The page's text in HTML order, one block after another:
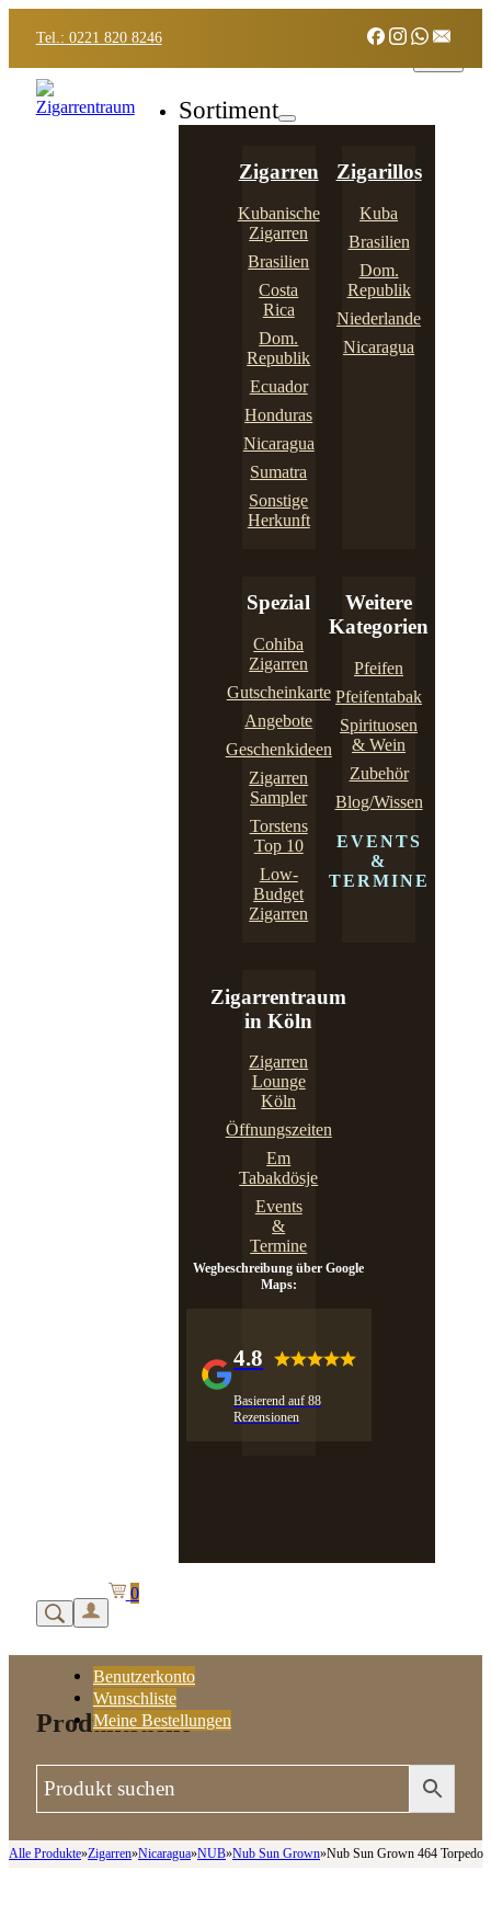
Tel.: 0221 820 8246
Sortiment
Zigarren
Kubanische
Zigarren
Brasilien
Costa
Rica
Dom.
Republik
Ecuador
Honduras
Nicaragua
Sumatra
Sonstige
Herkunft
Zigarillos
Kuba
Brasilien
Dom.
Republik
Niederlande
Nicaragua
Spezial
Cohiba
Zigarren
Gutscheinkarte
Angebote
Geschenkideen
Zigarren
Sampler
Torstens
Top 10
Low-
Budget
Zigarren
Weitere
Kategorien
Pfeifen
Pfeifentabak
Spirituosen
& Wein
Zubehör
Blog/Wissen
EVENTS
&
TERMINE
Zigarrentraum
in Köln
Zigarren
Lounge
Köln
Öffnungszeiten
Em
Tabakdösje
Events
&
Termine
Wegbeschreibung über Google
Maps:
4.8
Basierend auf 88
Rezensionen
Benutzerkonto
Wunschliste
Meine Bestellungen
0
Produktsuche
Alle Produkte»Zigarren»Nicaragua»NUB»Nub Sun Grown»Nub Sun Grown 464 Torpedo